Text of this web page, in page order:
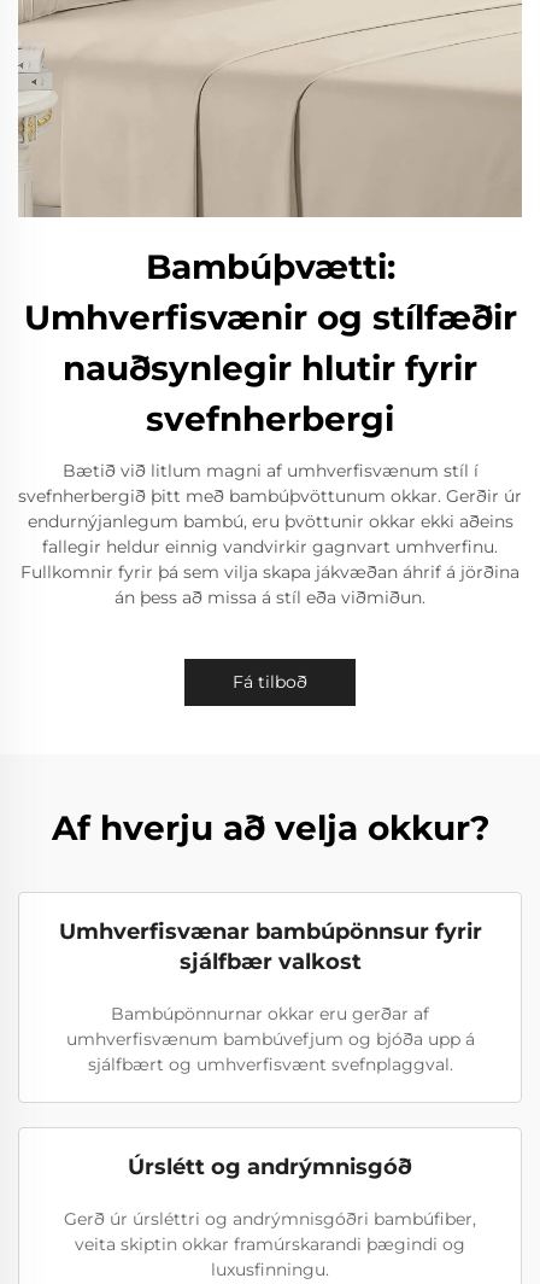
Bambúþvætti:
Umhverfisvænir og stílfæðir
nauðsynlegir hlutir fyrir
svefnherbergi
Bætið við litlum magni af umhverfisvænum stíl í
svefnherbergið þitt með bambúþvöttunum okkar. Gerðir úr
endurnýjanlegum bambú, eru þvöttunir okkar ekki aðeins
fallegir heldur einnig vandvirkir gagnvart umhverfinu.
Fullkomnir fyrir þá sem vilja skapa jákvæðan áhrif á jörðina
án þess að missa á stíl eða viðmiðun.
Fá tilboð
Af hverju að velja okkur?
Umhverfisvænar bambúpönnsur fyrir
sjálfbær valkost
Bambúpönnurnar okkar eru gerðar af
umhverfisvænum bambúvefjum og bjóða upp á
sjálfbært og umhverfisvænt svefnplaggval.
Úrslétt og andrýmnisgóð
Gerð úr úrsléttri og andrýmnisgóðri bambúfiber,
veita skiptin okkar framúrskarandi þægindi og
luxusfinningu.